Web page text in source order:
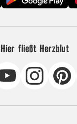
Hier fließt Herzblut